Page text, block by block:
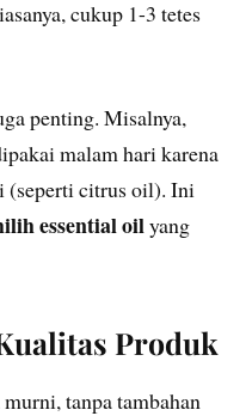
cukup 1-3 tetes
penting. Misalnya,
malam hari karena
(seperti citrus oil). Ini
essential oilyang
Produk
tanpa tambahan